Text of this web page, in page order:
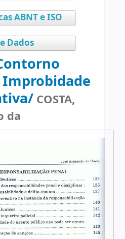
ABNT e ISO
Dados
COSTA,
da